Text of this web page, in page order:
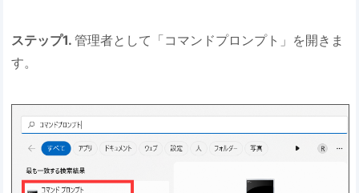
ステップ1.管理者として「コマンドプロンプト」を開きま
す。